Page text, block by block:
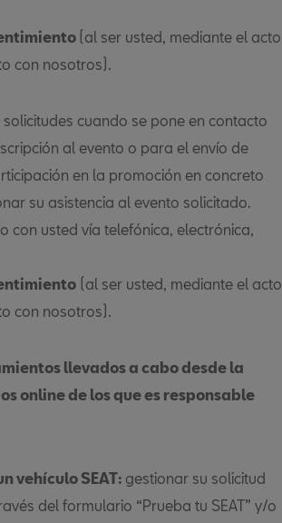
(al ser usted, mediante el acto
con nosotros).
cuando se pone en contacto
al evento o para el envío de
en la promoción en concreto
su asistencia al evento solicitado.
con usted vía telefónica, electrónica,
(al ser usted, mediante el acto
con nosotros).
llevados a cabo desde la
online de los que es responsable
vehículo SEAT: gestionar su solicitud
del formulario “Prueba tu SEAT” y/o